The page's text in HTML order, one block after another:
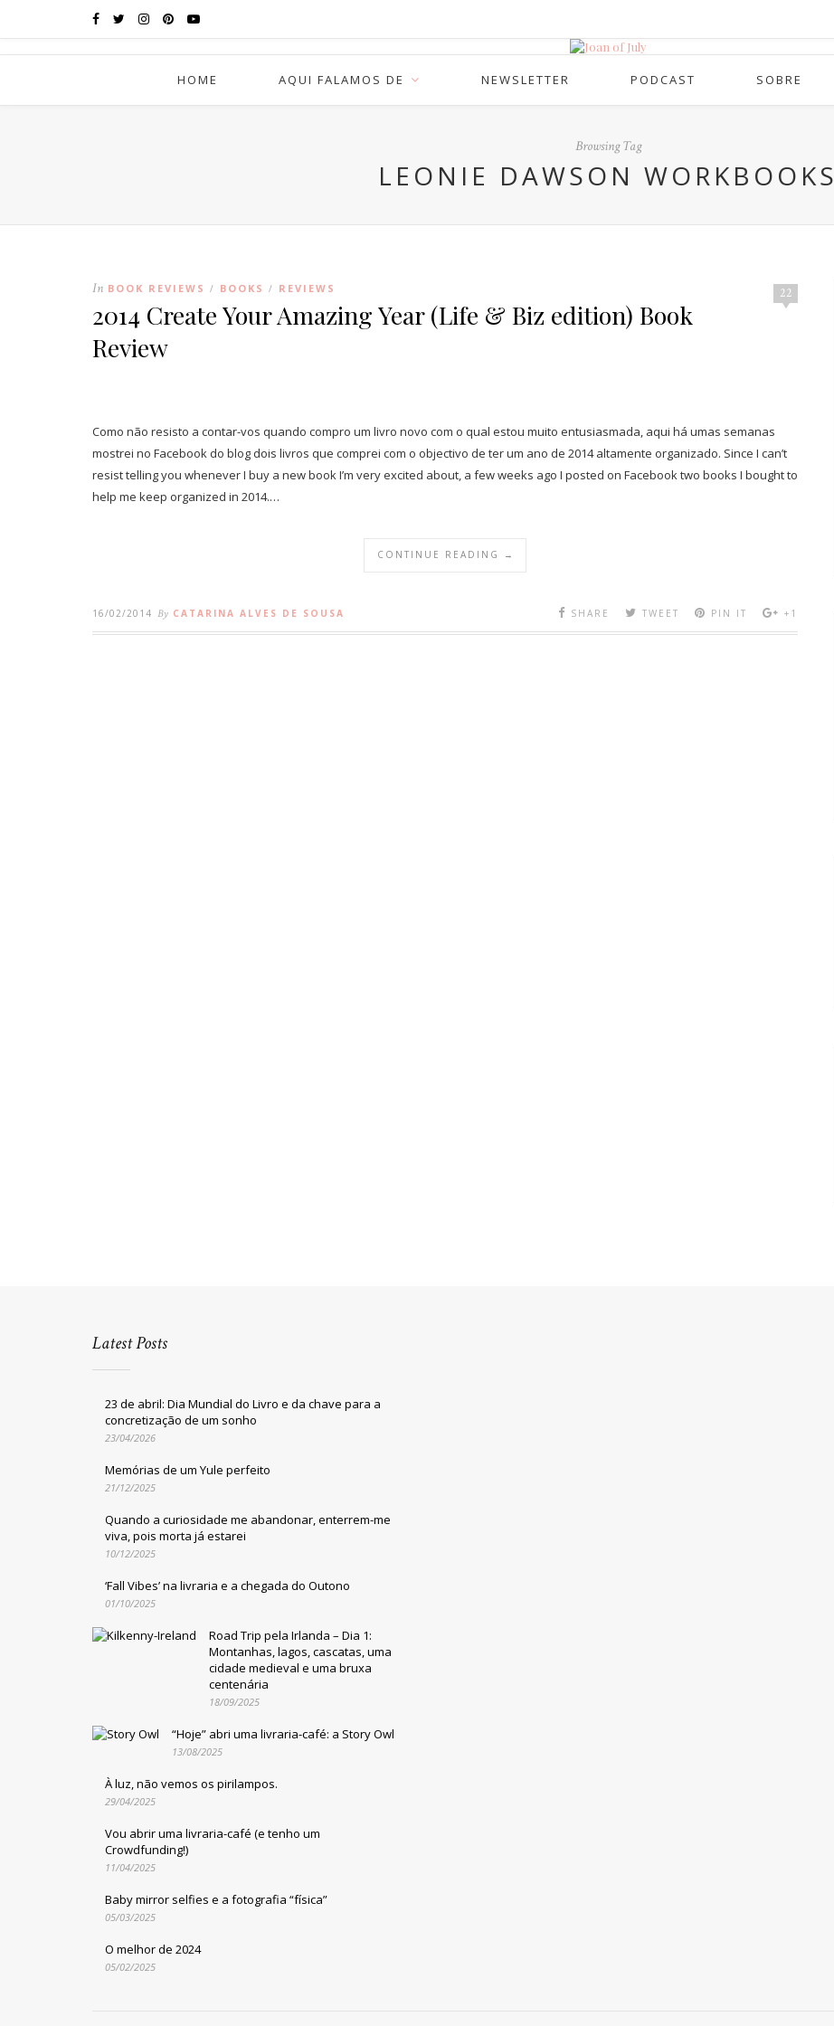
HOME AQUI FALAMOS DE NEWSLETTER PODCAST SOBRE
Browsing Tag
LEONIE DAWSON WORKBOOKS
22
In BOOK REVIEWS / BOOKS / REVIEWS
2014 Create Your Amazing Year (Life & Biz edition) Book
Review
Como não resisto a contar-vos quando compro um livro novo com o qual estou muito entusiasmada, aqui há umas semanas
mostrei no Facebook do blog dois livros que comprei com o objectivo de ter um ano de 2014 altamente organizado. Since I can’t
resist telling you whenever I buy a new book I’m very excited about, a few weeks ago I posted on Facebook two books I bought to
help me keep organized in 2014.…
CONTINUE READING →
16/02/2014 By CATARINA ALVES DE SOUSA SHARE TWEET PIN IT +1
Latest Posts
23 de abril: Dia Mundial do Livro e da chave para a
concretização de um sonho
23/04/2026
Memórias de um Yule perfeito
21/12/2025
Quando a curiosidade me abandonar, enterrem-me
viva, pois morta já estarei
10/12/2025
‘Fall Vibes’ na livraria e a chegada do Outono
01/10/2025
Road Trip pela Irlanda – Dia 1:
Montanhas, lagos, cascatas, uma
cidade medieval e uma bruxa
centenária
18/09/2025
“Hoje” abri uma livraria-café: a Story Owl
13/08/2025
À luz, não vemos os pirilampos.
29/04/2025
Vou abrir uma livraria-café (e tenho um
Crowdfunding!)
11/04/2025
Baby mirror selfies e a fotografia “física”
05/03/2025
O melhor de 2024
05/02/2025